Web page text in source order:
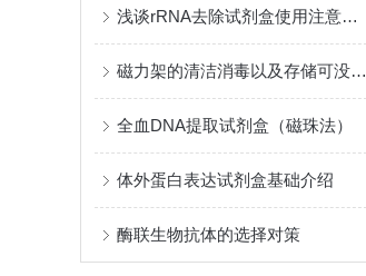
浅谈rRNA去除试剂盒使用注意事项
磁力架的清洁消毒以及存储可没这么简单
全血DNA提取试剂盒（磁珠法）
体外蛋白表达试剂盒基础介绍
酶联生物抗体的选择对策